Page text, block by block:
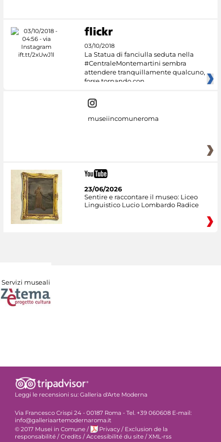
03/10/2018
La Statua di fanciulla seduta nella
#CentraleMontemartini sembra
attendere tranquillamente qualcuno,
forse tornando con
museiincomuneroma
23/06/2026
Sentire e raccontare il museo: Liceo
Linguistico Lucio Lombardo Radice
Servizi museali
Leggi le recensioni su: Galleria d'Arte Moderna
Via Francesco Crispi 24 - 00187 Roma - Tel. +39 060608 E-mail:
info@galleriaartemodernaroma.it
© 2017 Musei in Comune / Privacy / Exclusion de la
responsabilité / Credits / Accessibilité du site / XML-rss